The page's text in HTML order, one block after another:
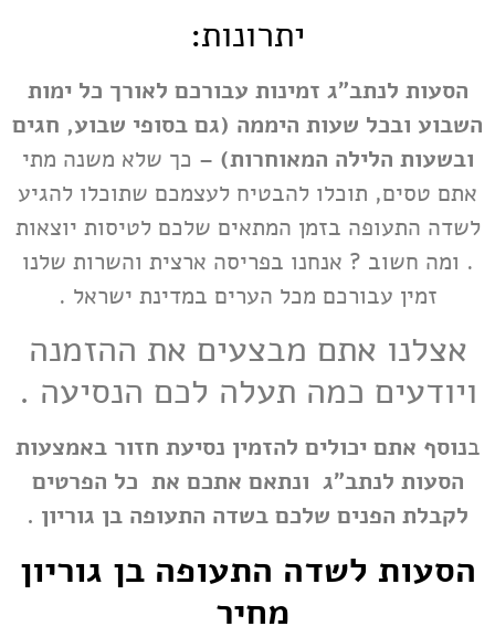
יתרונות:
הסעות לנתב"ג זמינות עבורכם לאורך כל ימות
השבוע ובכל שעות היממה (גם בסופי שבוע, חגים
ובשעות הלילה המאוחרות) – כך שלא משנה מתי
אתם טסים, תוכלו להבטיח לעצמכם שתוכלו להגיע
לשדה התעופה בזמן המתאים שלכם לטיסות יוצאות
. ומה חשוב ? אנחנו בפריסה ארצית והשרות שלנו
זמין עבורכם מכל הערים במדינת ישראל .
אצלנו אתם מבצעים את ההזמנה
ויודעים כמה תעלה לכם הנסיעה .
בנוסף אתם יכולים להזמין נסיעת חזור באמצעות
הסעות לנתב"ג ונתאם אתכם את כל הפרטים
לקבלת הפנים שלכם בשדה התעופה בן גוריון .
הסעות לשדה התעופה בן גוריון
מחיר